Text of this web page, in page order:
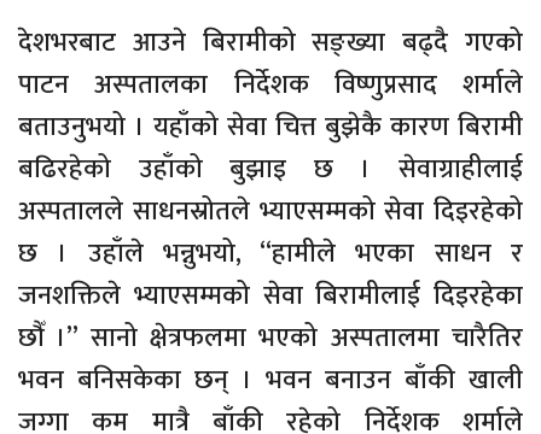
देशभरबाट आउने बिरामीको सङ्ख्या बढ्दै गएको
पाटन अस्पतालका निर्देशक विष्णुप्रसाद शर्माले
बताउनुभयो । यहाँको सेवा चित्त बुझेकै कारण बिरामी
बढिरहेको उहाँको बुझाइ छ । सेवाग्राहीलाई
अस्पतालले साधनस्रोतले भ्याएसम्मको सेवा दिइरहेको
छ । उहाँले भन्नुभयो, “हामीले भएका साधन र
जनशक्तिले भ्याएसम्मको सेवा बिरामीलाई दिइरहेका
छौँ ।” सानो क्षेत्रफलमा भएको अस्पतालमा चारैतिर
भवन बनिसकेका छन् । भवन बनाउन बाँकी खाली
जग्गा कम मात्रै बाँकी रहेको निर्देशक शर्माले